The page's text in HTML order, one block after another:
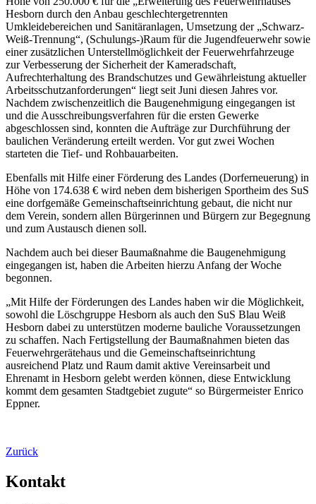
Hesborn durch den Anbau geschlechtergetrennten
Umkleidebereichen und Sanitäranlagen, Umsetzung der „Schwarz-
Weiß-Trennung“, (Schulungs-)Raum für die Jugendfeuerwehr sowie
einer zusätzlichen Unterstellmöglichkeit der Feuerwehrfahrzeuge
zur Verbesserung der Sicherheit der Kameradschaft,
Aufrechterhaltung des Brandschutzes und Gewährleistung aktueller
Arbeitsschutzanforderungen“ liegt seit Juni diesen Jahres vor.
Nachdem zwischenzeitlich die Baugenehmigung eingegangen ist
und die Ausschreibungsverfahren für die ersten Gewerke
abgeschlossen sind, konnten die Aufträge zur Durchführung der
baulichen Veränderung erteilt werden. Vor gut zwei Wochen
starteten die Tief- und Rohbauarbeiten.
Ebenfalls mit Hilfe einer Förderung des Landes (Dorferneuerung) in
Höhe von 174.638 € wird neben dem bisherigen Sportheim des SuS
eine dorfgemäße Gemeinschaftseinrichtung gebaut, die nicht nur
dem Verein, sondern allen Bürgerinnen und Bürgern zur Begegnung
und zum Austausch dienen soll.
Nachdem auch bei dieser Baumaßnahme die Baugenehmigung
eingegangen ist, haben die Arbeiten hierzu Anfang der Woche
begonnen.
„Mit Hilfe der Förderungen des Landes haben wir die Möglichkeit,
sowohl die Löschgruppe Hesborn als auch den SuS Blau Weiß
Hesborn dabei zu unterstützen moderne bauliche Voraussetzungen
zu schaffen. Nach Fertigstellung der Baumaßnahmen bieten das
Feuerwehrgerätehaus und die Gemeinschaftseinrichtung
ausreichend Platz und Raum damit aktive Vereinsarbeit und
Ehrenamt in Hesborn gelebt werden können, diese Entwicklung
kommt dem gesamten Stadtgebiet zugute“ so Bürgermeister Enrico
Eppner.
Zurück
Kontakt